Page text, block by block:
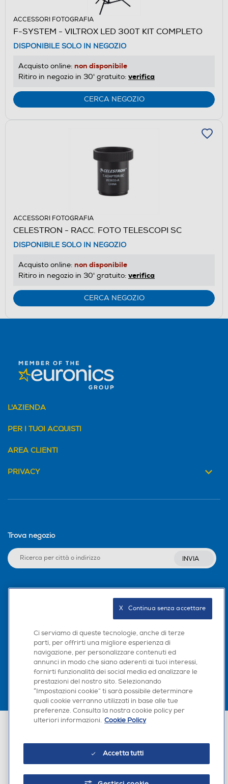
ACCESSORI FOTOGRAFIA
F-SYSTEM - VILTROX LED 300T KIT COMPLETO
DISPONIBILE SOLO IN NEGOZIO
Acquisto online: non disponibile
Ritiro in negozio in 30' gratuito: verifica
CERCA NEGOZIO
ACCESSORI FOTOGRAFIA
CELESTRON - RACC. FOTO TELESCOPI SC
DISPONIBILE SOLO IN NEGOZIO
Acquisto online: non disponibile
Ritiro in negozio in 30' gratuito: verifica
CERCA NEGOZIO
L'AZIENDA
PER I TUOI ACQUISTI
AREA CLIENTI
PRIVACY
Trova negozio
INVIA
Scarica la nostra app
Euronics Italia SpA. Sede legale Via Montefeltro, 6/a 20156 Milano
Ci serviamo di queste tecnologie, anche di terze
parti, per offrirti una migliore esperienza di
navigazione, per personalizzare contenuti ed
annunci in modo che siano aderenti ai tuoi interessi,
fornirti funzionalità dei social media ed analizzare le
prestazioni del nostro sito. Selezionando
“Impostazioni cookie” ti sarà possibile determinare
quali cookie verranno utilizzati in base alle tue
preferenze. Consulta la nostra cookie policy per
ulteriori informazioni. Cookie Policy
Accetta tutti
X   Continua senza accettare